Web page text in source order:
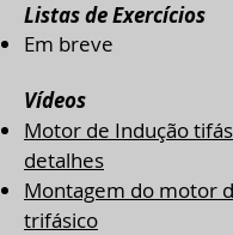
Listas de Exercícios
Em breve
Vídeos
Motor de Indução
detalhes
Montagem do motor
trifásico